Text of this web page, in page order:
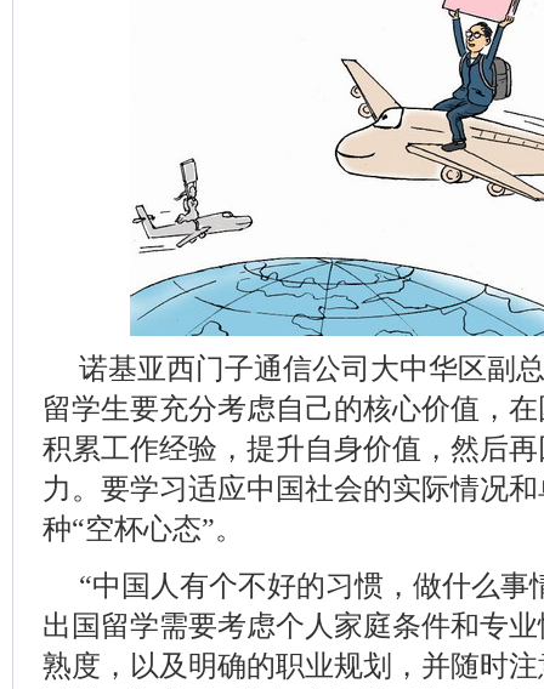
诺基亚西门子通信公司大中华区副
留学生要充分考虑自己的核心价值，
积累工作经验，提升自身价值，然后
力。要学习适应中国社会的实际情况
种“空杯心态”。
“中国人有个不好的习惯，做什么事
出国留学需要考虑个人家庭条件和专
熟度，以及明确的职业规划，并随时